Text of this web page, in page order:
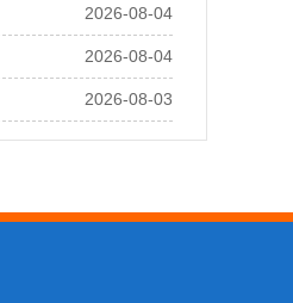
2026-08-04
2026-08-04
2026-08-03